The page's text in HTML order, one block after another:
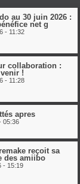
e
au 30 juin 2026 :
net g
- 11:32
collaboration :
!
- 11:28
apres
05:36
reçoit sa
des amiibo
- 15:19